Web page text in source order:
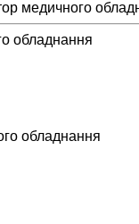
медичного
обладнання
обладнання